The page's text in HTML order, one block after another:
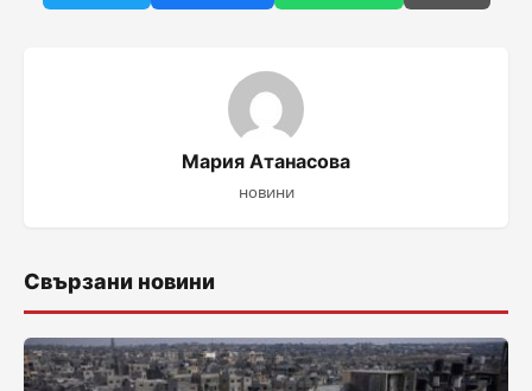
Мария Атанасова
новини
Свързани новини